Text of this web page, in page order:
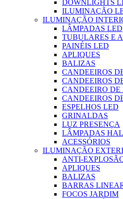
DOWNLIGHTS
ILUMINAÇÃO
ILUMINAÇÃO
LÂMPADAS LED
TUBULARES E
PAINÉIS LED
APLIQUES
BALIZAS
CANDEEIROS
CANDEEIROS
CANDEEIRO DE
CANDEEIROS
ESPELHOS LED
GRINALDAS
LUZ PRESENÇA
LÂMPADAS
ACESSÓRIOS
ILUMINAÇÃO
ANTI-
APLIQUES
BALIZAS
BARRAS
FOCOS JARDIM